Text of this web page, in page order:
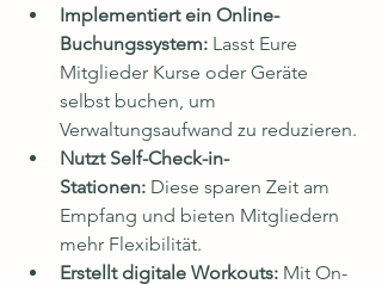
Implementiert ein Online-
Buchungssystem: Lasst Eure
Mitglieder Kurse oder Geräte
selbst buchen, um
Verwaltungsaufwand zu reduzieren.
Nutzt Self-Check-in-
Stationen: Diese sparen Zeit am
Empfang und bieten Mitgliedern
mehr Flexibilität.
Erstellt digitale Workouts: Mit On-